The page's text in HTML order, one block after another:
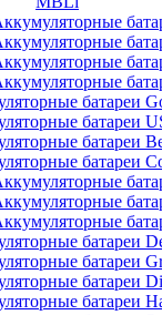
батареи
батареи
батареи
батареи
батареи
батареи
батареи
батареи